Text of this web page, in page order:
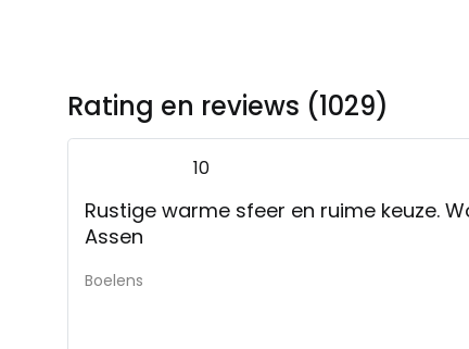
Rating en reviews (1029)
10
Rustige warme sfeer en ruime keuze.
Assen
Boelens